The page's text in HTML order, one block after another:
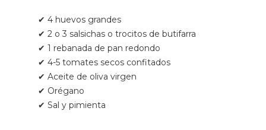
✔ 4 huevos grandes
✔ 2 o 3 salsichas o trocitos de butifarra
✔ 1 rebanada de pan redondo
✔ 4-5 tomates secos confitados
✔ Aceite de oliva virgen
✔ Orégano
✔ Sal y pimienta